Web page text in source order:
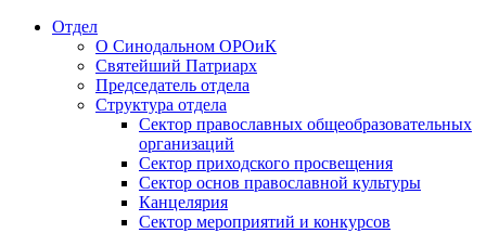
Отдел
О Синодальном ОРОиК
Святейший Патриарх
Председатель отдела
Структура отдела
Сектор православных общеобразовательных
организаций
Сектор приходского просвещения
Сектор основ православной культуры
Канцелярия
Сектор мероприятий и конкурсов